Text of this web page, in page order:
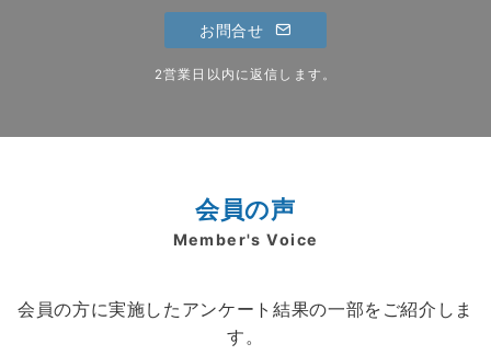
お問合せ
2営業日以内に返信します。
会員の声
Member's Voice
会員の方に実施したアンケート結果の一部をご紹介しま
す。